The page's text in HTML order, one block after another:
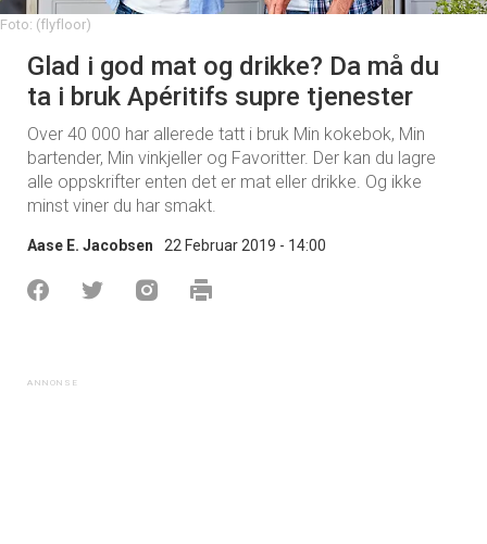
Foto: (flyfloor)
Glad i god mat og drikke? Da må du
ta i bruk Apéritifs supre tjenester
Over 40 000 har allerede tatt i bruk Min kokebok, Min
bartender, Min vinkjeller og Favoritter. Der kan du lagre
alle oppskrifter enten det er mat eller drikke. Og ikke
minst viner du har smakt.
Aase E. Jacobsen 22 Februar 2019 - 14:00